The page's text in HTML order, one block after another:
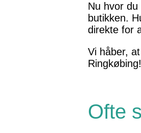
Nu hvor
butikken.
direkte for
Vi håber,
Ringkøbing!
Ofte